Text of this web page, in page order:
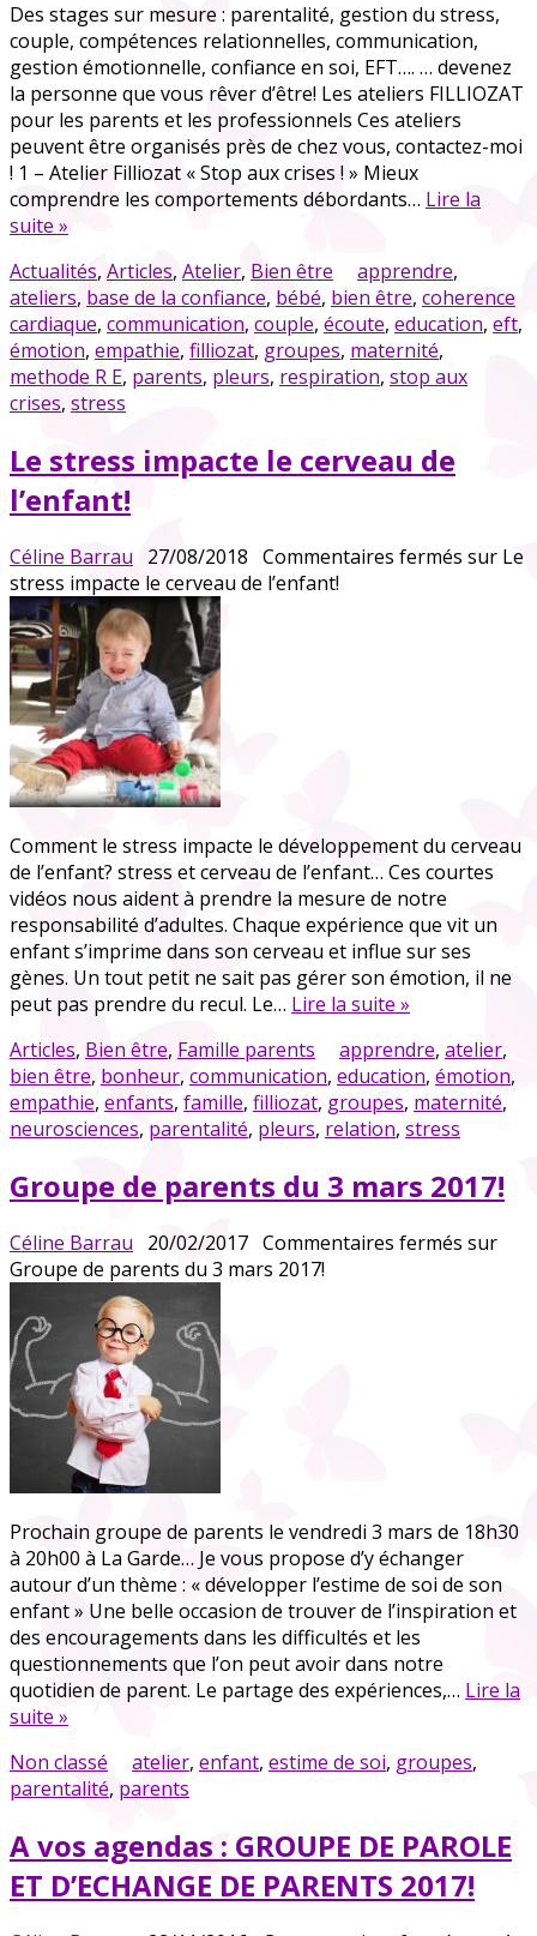
Des stages sur mesure : parentalité, gestion du stress,
couple, compétences relationnelles, communication,
gestion émotionnelle, confiance en soi, EFT…. … devenez
la personne que vous rêver d’être! Les ateliers FILLIOZAT
pour les parents et les professionnels Ces ateliers
peuvent être organisés près de chez vous, contactez-moi
! 1 – Atelier Filliozat « Stop aux crises ! » Mieux
comprendre les comportements débordants… Lire la
suite »
Actualités, Articles, Atelier, Bien être apprendre,
ateliers, base de la confiance, bébé, bien être, coherence
cardiaque, communication, couple, écoute, education, eft,
émotion, empathie, filliozat, groupes, maternité,
methode R E, parents, pleurs, respiration, stop aux
crises, stress
Le stress impacte le cerveau de
l’enfant!
Céline Barrau 27/08/2018 Commentaires fermés sur Le
stress impacte le cerveau de l’enfant!
Comment le stress impacte le développement du cerveau
de l’enfant? stress et cerveau de l’enfant… Ces courtes
vidéos nous aident à prendre la mesure de notre
responsabilité d’adultes. Chaque expérience que vit un
enfant s’imprime dans son cerveau et influe sur ses
gènes. Un tout petit ne sait pas gérer son émotion, il ne
peut pas prendre du recul. Le… Lire la suite »
Articles, Bien être, Famille parents apprendre, atelier,
bien être, bonheur, communication, education, émotion,
empathie, enfants, famille, filliozat, groupes, maternité,
neurosciences, parentalité, pleurs, relation, stress
Groupe de parents du 3 mars 2017!
Céline Barrau 20/02/2017 Commentaires fermés sur
Groupe de parents du 3 mars 2017!
Prochain groupe de parents le vendredi 3 mars de 18h30
à 20h00 à La Garde… Je vous propose d’y échanger
autour d’un thème : « développer l’estime de soi de son
enfant » Une belle occasion de trouver de l’inspiration et
des encouragements dans les difficultés et les
questionnements que l’on peut avoir dans notre
quotidien de parent. Le partage des expériences,… Lire la
suite »
Non classé
atelier, enfant, estime de soi, groupes,
parentalité, parents
A vos agendas : GROUPE DE PAROLE
ET D’ECHANGE DE PARENTS 2017!